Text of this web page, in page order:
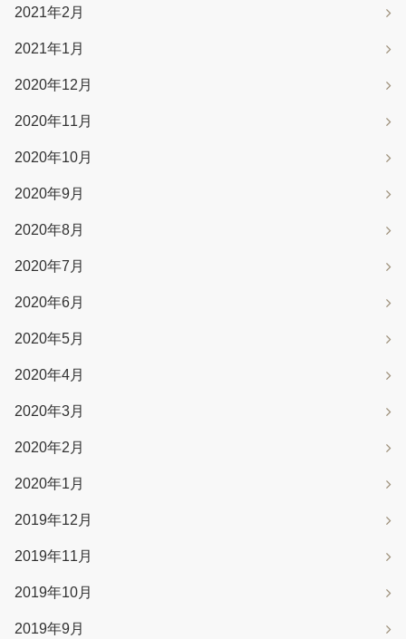
2021年2月
2021年1月
2020年12月
2020年11月
2020年10月
2020年9月
2020年8月
2020年7月
2020年6月
2020年5月
2020年4月
2020年3月
2020年2月
2020年1月
2019年12月
2019年11月
2019年10月
2019年9月